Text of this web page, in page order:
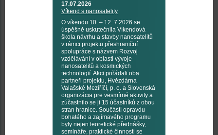
17.07.2026
Víkend s nanosatelity
O víkendu 10. – 12. 7 2026 se
úspěšně uskutečnila Víkendová
škola návrhu a stavby nanosatelitů
v rámci projektu přeshraniční
spolupráce s názvem Rozvoj
vzdělávání v oblasti vývoje
nanosatelitů a kosmických
technologií. Akci pořádali oba
partneři projektu, Hvězdárna
Valašské Meziříčí, p. o. a Slovenská
organizácia pre vesmírné aktivity a
zúčastnilo se ji 15 účastníků z obou
stran hranice. Součástí opravdu
bohatého a zajímavého programu
byly nejen teoretické přednášky,
semináře, praktické činnosti se